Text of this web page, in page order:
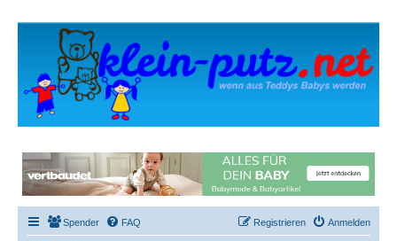
Spender FAQ Anmelden
Registrieren